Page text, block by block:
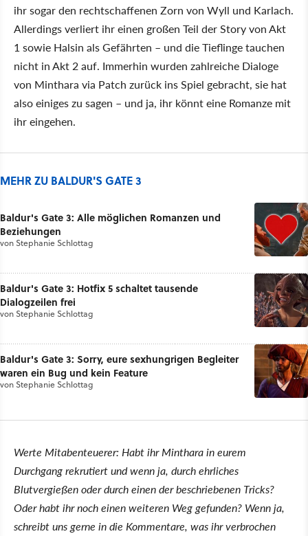
ihr sogar den rechtschaffenen Zorn von Wyll und Karlach.
Allerdings verliert ihr einen großen Teil der Story von Akt
1 sowie Halsin als Gefährten – und die Tieflinge tauchen
nicht in Akt 2 auf. Immerhin wurden zahlreiche Dialoge
von Minthara via Patch zurück ins Spiel gebracht, sie hat
also einiges zu sagen – und ja, ihr könnt eine Romanze mit
ihr eingehen.
MEHR ZU BALDUR'S GATE 3
Baldur's Gate 3: Alle möglichen Romanzen und
Beziehungen
vonStephanie Schlottag
Baldur's Gate 3: Hotfix 5 schaltet tausende
Dialogzeilen frei
vonStephanie Schlottag
Baldur's Gate 3: Sorry, eure sexhungrigen Begleiter
waren ein Bug und kein Feature
vonStephanie Schlottag
Werte Mitabenteuerer: Habt ihr Minthara in eurem
Durchgang rekrutiert und wenn ja, durch ehrliches
Blutvergießen oder durch einen der beschriebenen Tricks?
Oder habt ihr noch einen weiteren Weg gefunden? Wenn ja,
schreibt uns gerne in die Kommentare, was ihr verbrochen